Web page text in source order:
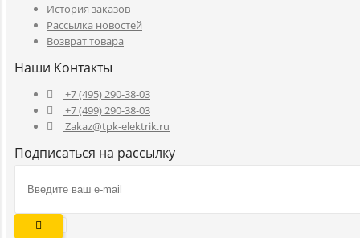
История заказов
Рассылка новостей
Возврат товара
Наши Контакты
+7 (495) 290-38-03
+7 (499) 290-38-03
Zakaz@tpk-elektrik.ru
Подписаться на рассылку